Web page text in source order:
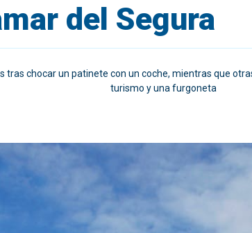
del Segura
chocar un patinete con un coche, mientras que
turismo y una furgoneta